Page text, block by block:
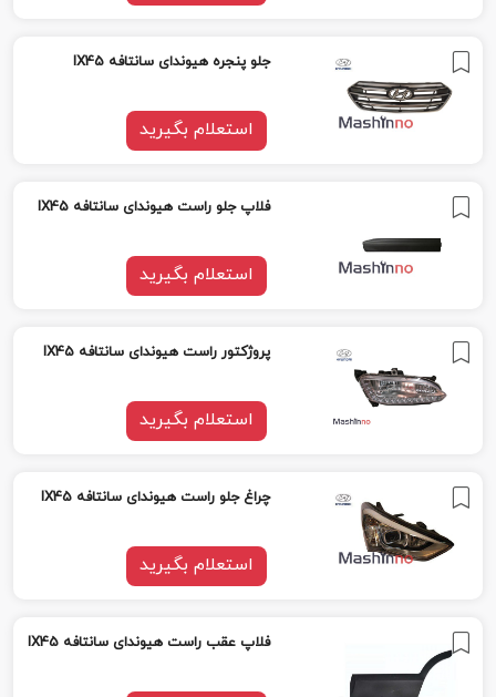
جلو پنجره هیوندای سانتافه IX45
استعلام بگیرید
فلاپ جلو راست هیوندای سانتافه IX45
استعلام بگیرید
پروژکتور راست هیوندای سانتافه IX45
استعلام بگیرید
چراغ جلو راست هیوندای سانتافه IX45
استعلام بگیرید
فلاپ عقب راست هیوندای سانتافه IX45